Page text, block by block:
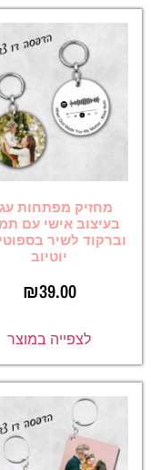
מחזיק מפתחות
בעיצוב אישי עם
וברקוד לשיר
יוטיוב
₪39.00
לצפייה במוצר